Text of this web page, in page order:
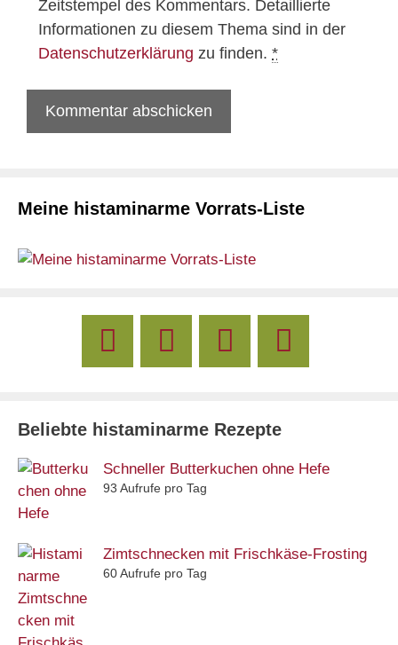
Zeitstempel des Kommentars. Detaillierte
Informationen zu diesem Thema sind in der
Datenschutzerklärung zu finden. *
Meine histaminarme Vorrats-Liste
Beliebte histaminarme Rezepte
Schneller Butterkuchen ohne Hefe
93 Aufrufe pro Tag
Zimtschnecken mit Frischkäse-Frosting
60 Aufrufe pro Tag